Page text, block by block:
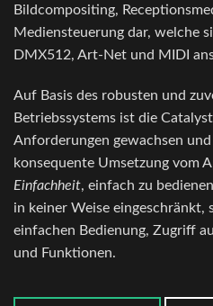
Bildcompositing,
Mediensteuerung dar, welche
DMX512, Art-Net und MIDI
Auf Basis des robusten und
Betriebssystems ist die
Anforderungen gewachsen
konsequente Umsetzung vom
Einfachheit, einfach zu
in keiner Weise
einfachen Bedienung, Zugriff
und Funktionen.